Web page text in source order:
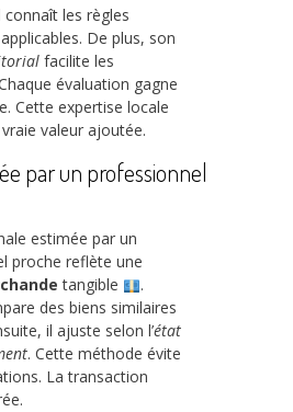
connaît les règles
De plus, son
facilite les
évaluation gagne
Cette expertise locale
valeur ajoutée.
par un professionnel
estimée par un
proche reflète une
tangible
.
des biens similaires
il ajuste selon l’état
. Cette méthode évite
La transaction